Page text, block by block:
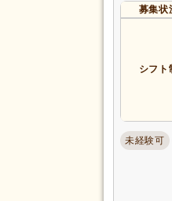
応募資
募集状
シフト
未経験可